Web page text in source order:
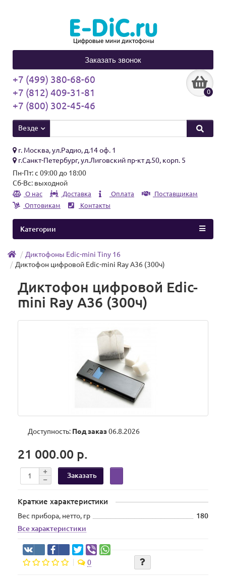
Заказать звонок
+7 (499) 380-68-60
+7 (812) 409-31-81
+7 (800) 302-45-46
0
Везде
г. Москва, ул.Радио, д.14 оф. 1
г.Санкт-Петербург, ул.Лиговский пр-кт д.50, корп. 5
Пн-Пт: с 09:00 до 18:00
Сб-Вс: выходной
О нас Доставка Оплата
Поставщикам
Оптовикам
Контакты
Категории
Диктофоны Edic-mini Tiny 16
Диктофон цифровой Edic-mini Ray А36 (300ч)
Диктофон цифровой Edic-
mini Ray А36 (300ч)
Доступность: Под заказ06.8.2026
21 000.00 р.
Заказать
Краткие характеристики
Вес прибора, нетто, гр
180
Все характеристики
0